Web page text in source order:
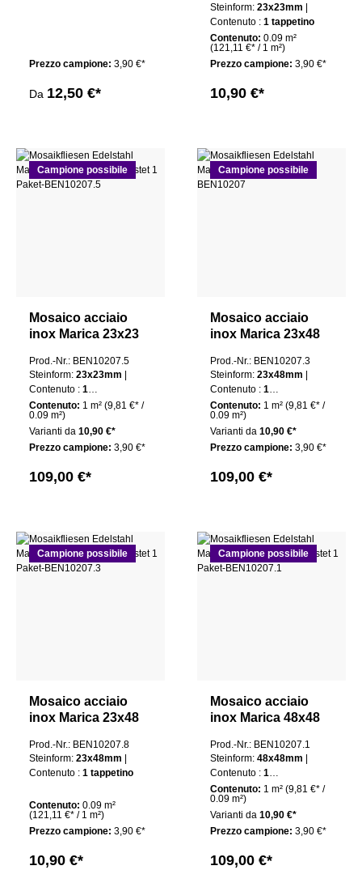
Prezzo campione: 3,90 €*
Da 12,50 €*
Steinform: 23x23mm
Contenuto : 1 tappetino
Contenuto: 0.09 m²
(121,11 €* / 1 m²)
Prezzo campione: 3,90 €*
10,90 €*
Campione possibile
Mosaico acciaio
inox Marica 23x23
1 confezione
Prod.-Nr.: BEN10207.5
Steinform: 23x23mm
Contenuto : 1
pacchetto
Contenuto: 1 m² (9,81 €* /
0.09 m²)
Varianti da 10,90 €*
Prezzo campione: 3,90 €*
109,00 €*
Campione possibile
Mosaico acciaio
inox Marica 23x48
1 confezione
Prod.-Nr.: BEN10207.3
Steinform: 23x48mm
Contenuto : 1
pacchetto
Contenuto: 1 m² (9,81 €* /
0.09 m²)
Varianti da 10,90 €*
Prezzo campione: 3,90 €*
109,00 €*
Campione possibile
Mosaico acciaio
inox Marica 23x48
1 mat
Prod.-Nr.: BEN10207.8
Steinform: 23x48mm
Contenuto : 1 tappetino
Contenuto: 0.09 m²
(121,11 €* / 1 m²)
Prezzo campione: 3,90 €*
10,90 €*
Campione possibile
Mosaico acciaio
inox Marica 48x48
1 confezione
Prod.-Nr.: BEN10207.1
Steinform: 48x48mm
Contenuto : 1
pacchetto
Contenuto: 1 m² (9,81 €* /
0.09 m²)
Varianti da 10,90 €*
Prezzo campione: 3,90 €*
109,00 €*